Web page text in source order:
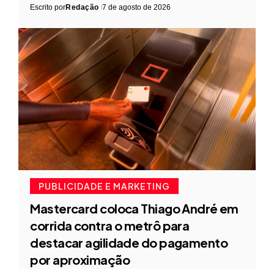
Escrito porRedação 7 de agosto de 2026
PUBLICIDADE E MARKETING
Mastercard coloca Thiago André em
corrida contra o metrô para
destacar agilidade do pagamento
por aproximação